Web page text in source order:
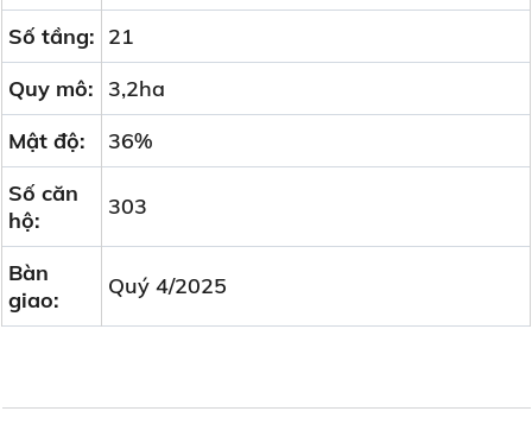
Số tầng: 21
Quy mô:
3,2ha
Mật độ:
36%
Số căn
hộ:
303
Bàn
giao:
Quý 4/2025